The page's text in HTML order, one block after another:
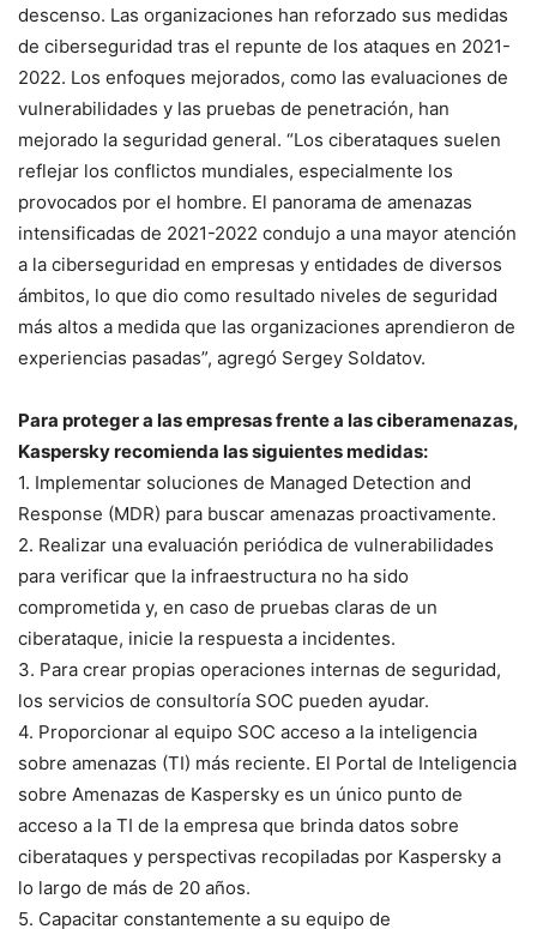
descenso. Las organizaciones han reforzado sus medidas
de ciberseguridad tras el repunte de los ataques en 2021-
2022. Los enfoques mejorados, como las evaluaciones de
vulnerabilidades y las pruebas de penetración, han
mejorado la seguridad general. “Los ciberataques suelen
reflejar los conflictos mundiales, especialmente los
provocados por el hombre. El panorama de amenazas
intensificadas de 2021-2022 condujo a una mayor atención
a la ciberseguridad en empresas y entidades de diversos
ámbitos, lo que dio como resultado niveles de seguridad
más altos a medida que las organizaciones aprendieron de
experiencias pasadas”, agregó Sergey Soldatov.
Para proteger a las empresas frente a las ciberamenazas,
Kaspersky recomienda las siguientes medidas:
1. Implementar soluciones de Managed Detection and
Response (MDR) para buscar amenazas proactivamente.
2. Realizar una evaluación periódica de vulnerabilidades
para verificar que la infraestructura no ha sido
comprometida y, en caso de pruebas claras de un
ciberataque, inicie la respuesta a incidentes.
3. Para crear propias operaciones internas de seguridad,
los servicios de consultoría SOC pueden ayudar.
4. Proporcionar al equipo SOC acceso a la inteligencia
sobre amenazas (TI) más reciente. El Portal de Inteligencia
sobre Amenazas de Kaspersky es un único punto de
acceso a la TI de la empresa que brinda datos sobre
ciberataques y perspectivas recopiladas por Kaspersky a
lo largo de más de 20 años.
5. Capacitar constantemente a su equipo de